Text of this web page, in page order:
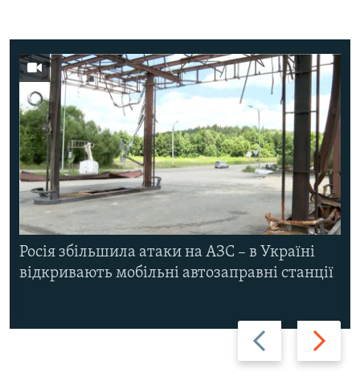
Назад Вперед
Росія збільшила атаки на АЗС – в Україні
відкривають мобільні автозаправні станції